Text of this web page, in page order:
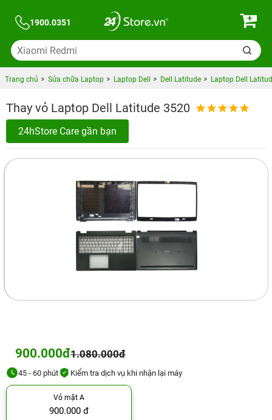
1900.0351
Trang chủ Sửa chữa Laptop Laptop Dell Dell Latitude Laptop Dell
Thay vỏ Laptop Dell Latitude 3520
24hStore Care gần bạn
900.000đ1.080.000đ
45 - 60 phút Kiểm tra dịch vụ khi nhận lại máy
Vỏ mặt A
900.000 đ